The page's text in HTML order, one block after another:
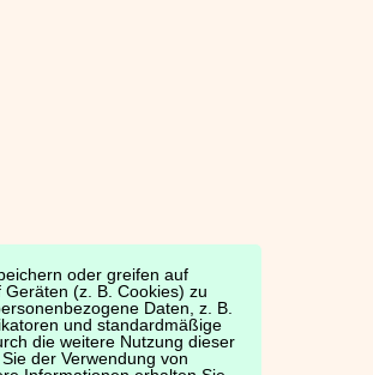
oder greifen auf
(z. B. Cookies) zu
Daten, z. B.
und standardmäßige
die weitere Nutzung dieser
der Verwendung von